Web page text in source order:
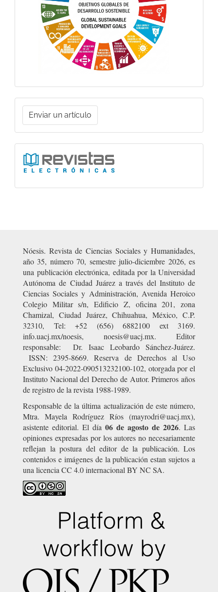
Enviar
un
artículo
Enviar un artículo
Ligas
Nóesis. Revista de Ciencias Sociales y Humanidades,
año 35, número 70, semestre julio-diciembre 2026, es
una publicación electrónica, editada por la Universidad
Autónoma de Ciudad Juárez a través del Instituto de
Ciencias Sociales y Administración, Avenida Heroico
Colegio Militar s/n, Edificio Z, oficina 201, zona
Chamizal, Ciudad Juárez, Chihuahua, México, C.P.
32310, Tel: +52 (656) 6882100 ext 3169.
info.uacj.mx/noesis, noesis@uacj.mx. Editor
responsable: Dr. Isaac Leobardo Sánchez-Juárez.
ISSN: 2395-8669. Reserva de Derechos al Uso
Exclusivo 04-2022-090513232100-102, otorgada por el
Instituto Nacional del Derecho de Autor. Primeros años
de registro de la revista 1988-1989.
Responsable de la última actualización de este número,
Mtra. Mayela Rodríguez Ríos (mayrodri@uacj.mx),
asistente editorial. El día 06 de agosto de 2026. Las
opiniones expresadas por los autores no necesariamente
reflejan la postura del editor de la publicación. Los
contenidos e imágenes de la publicación estan sujetos a
una licencia CC 4.0 internacional BY NC SA.